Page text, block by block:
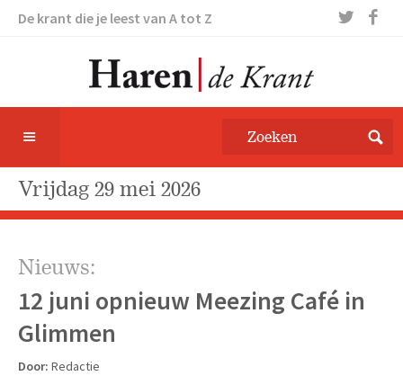
De krant die je leest van A tot Z
vrijdag 29 mei 2026
Nieuws:
12 juni opnieuw Meezing Café in
Glimmen
Door: Redactie